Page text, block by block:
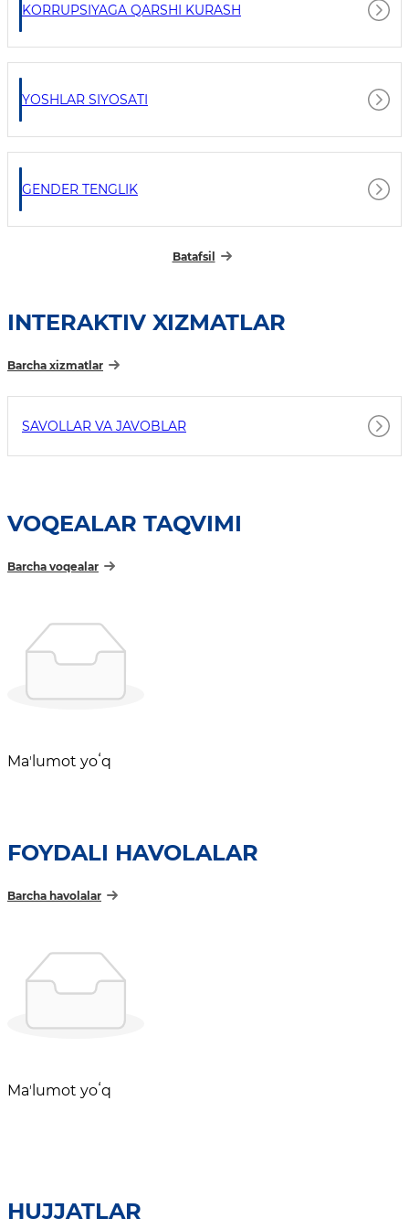
KORRUPSIYAGA QARSHI KURASH
YOSHLAR SIYOSATI
GENDER TENGLIK
Batafsil
INTERAKTIV XIZMATLAR
Barcha xizmatlar
SAVOLLAR VA JAVOBLAR
VOQEALAR TAQVIMI
Barcha voqealar
Maʼlumot yoʻq
FOYDALI HAVOLALAR
Barcha havolalar
Maʼlumot yoʻq
HUJJATLAR